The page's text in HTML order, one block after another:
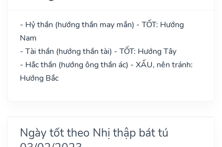
- Hỷ thần (hướng thần may mắn) - TỐT: Hướng
Nam
- Tài thần (hướng thần tài) - TỐT: Hướng Tây
- Hắc thần (hướng ông thần ác) - XẤU, nên tránh:
Hướng Bắc
Ngày tốt theo Nhị thập bát tú